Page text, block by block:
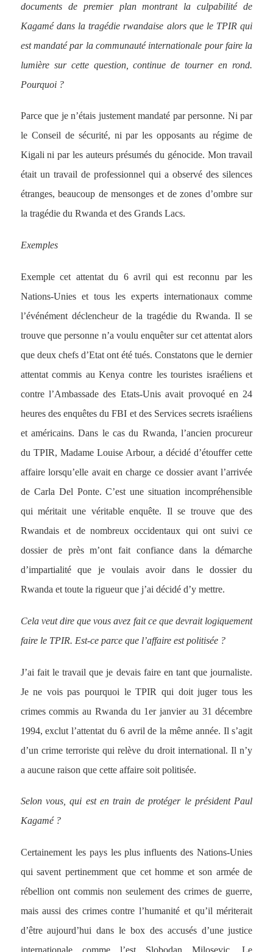
documents de premier plan montrant la culpabilité de
Kagamé dans la tragédie rwandaise alors que le TPIR qui
est mandaté par la communauté internationale pour faire la
lumière sur cette question, continue de tourner en rond.
Pourquoi ?
Parce que je n’étais justement mandaté par personne. Ni par
le Conseil de sécurité, ni par les opposants au régime de
Kigali ni par les auteurs présumés du génocide. Mon travail
était un travail de professionnel qui a observé des silences
étranges, beaucoup de mensonges et de zones d’ombre sur
la tragédie du Rwanda et des Grands Lacs.
Exemples
Exemple cet attentat du 6 avril qui est reconnu par les
Nations-Unies et tous les experts internationaux comme
l’événément déclencheur de la tragédie du Rwanda. Il se
trouve que personne n’a voulu enquêter sur cet attentat alors
que deux chefs d’Etat ont été tués. Constatons que le dernier
attentat commis au Kenya contre les touristes israéliens et
contre l’Ambassade des Etats-Unis avait provoqué en 24
heures des enquêtes du FBI et des Services secrets israéliens
et américains. Dans le cas du Rwanda, l’ancien procureur
du TPIR, Madame Louise Arbour, a décidé d’étouffer cette
affaire lorsqu’elle avait en charge ce dossier avant l’arrivée
de Carla Del Ponte. C’est une situation incompréhensible
qui méritait une véritable enquête. Il se trouve que des
Rwandais et de nombreux occidentaux qui ont suivi ce
dossier de près m’ont fait confiance dans la démarche
d’impartialité que je voulais avoir dans le dossier du
Rwanda et toute la rigueur que j’ai décidé d’y mettre.
Cela veut dire que vous avez fait ce que devrait logiquement
faire le TPIR. Est-ce parce que l’affaire est politisée ?
J’ai fait le travail que je devais faire en tant que journaliste.
Je ne vois pas pourquoi le TPIR qui doit juger tous les
crimes commis au Rwanda du 1er janvier au 31 décembre
1994, exclut l’attentat du 6 avril de la même année. Il s’agit
d’un crime terroriste qui relève du droit international. Il n’y
a aucune raison que cette affaire soit politisée.
Selon vous, qui est en train de protéger le président Paul
Kagamé ?
Certainement les pays les plus influents des Nations-Unies
qui savent pertinemment que cet homme et son armée de
rébellion ont commis non seulement des crimes de guerre,
mais aussi des crimes contre l’humanité et qu’il mériterait
d’être aujourd’hui dans le box des accusés d’une justice